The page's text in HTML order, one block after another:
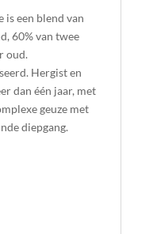
is een blend van
, 60% van twee
oud.
Hergist en
dan één jaar, met
geuze met
diepgang.